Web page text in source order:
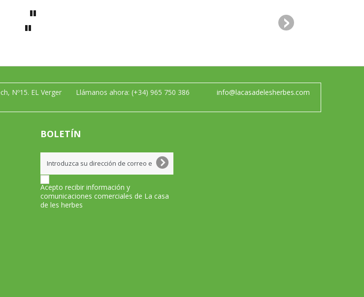
Nº15. EL Verger
Llámanos ahora: (+34) 965 750 386 info@lacasadelesherbes.com
BOLETÍN
Acepto recibir información y
comunicaciones comerciales de La casa
de les herbes